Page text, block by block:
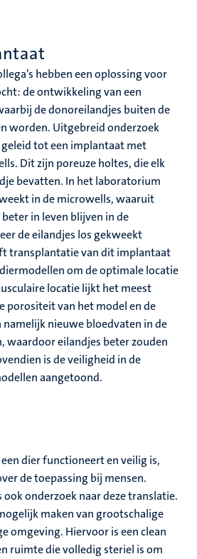
hebben een oplossing voor
de ontwikkeling van een
de donoreilandjes buiten de
worden. Uitgebreid onderzoek
tot een implantaat met
Dit zijn poreuze holtes, die elk
bevatten. In het laboratorium
in de microwells, waaruit
in leven blijven in de
de eilandjes los gekweekt
transplantatie van dit implantaat
om de optimale locatie
locatie lijkt het meest
porositeit van het model en de
namelijk nieuwe bloedvaten in de
waardoor eilandjes beter zouden
is de veiligheid in de
aangetoond.
dier functioneert en veilig is,
de toepassing bij mensen.
ook onderzoek naar deze translatie.
maken van grootschalige
omgeving. Hiervoor is een clean
ruimte die volledig steriel is om